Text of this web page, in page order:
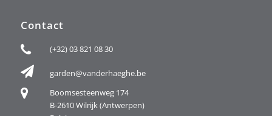
Contact
(+32) 03 821 08 30
garden@vanderhaeghe.be
Boomsesteenweg 174
B-2610 Wilrijk (Antwerpen)